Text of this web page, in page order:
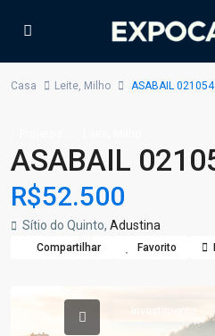
Casa Leite, Milho ASABAIL
ASABAIL
R$52.500
Sítio do Quinto, Adustina
Compartilhar Favorito
Investimento